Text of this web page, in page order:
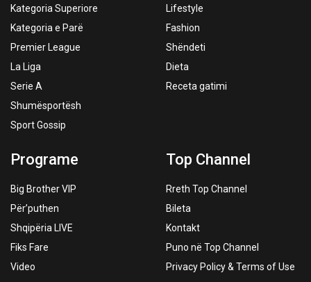
Kategoria Superiore
Kategoria e Parë
Premier League
La Liga
Serie A
Shumësportësh
Sport Gossip
Lifestyle
Fashion
Shëndeti
Dieta
Receta gatimi
Programe
Big Brother VIP
Për’puthen
Shqipëria LIVE
Fiks Fare
Video
Top Channel
Rreth Top Channel
Bileta
Kontakt
Puno në Top Channel
Privacy Policy & Terms of Use